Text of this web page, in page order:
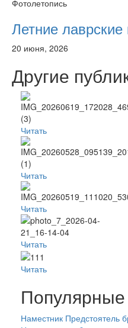
Фотолетопись
Летние
20 июня, 2026
Другие
Читать
Читать
Читать
Читать
Читать
Наместник Предстоятель